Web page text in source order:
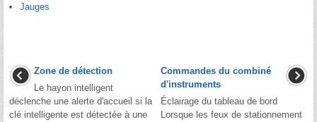
Jauges
Zone de détection
Le hayon intelligent
déclenche une alerte d'accueil si la
clé intelligente est détectée à une
Commandes du combiné
d'instruments
Éclairage du tableau de bord
Lorsque les feux de stationnement